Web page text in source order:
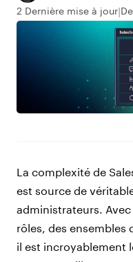
2 Dernière mise à jour
La complexité de
est source de
administrateurs.
rôles, des ensembles
il est incroyablement